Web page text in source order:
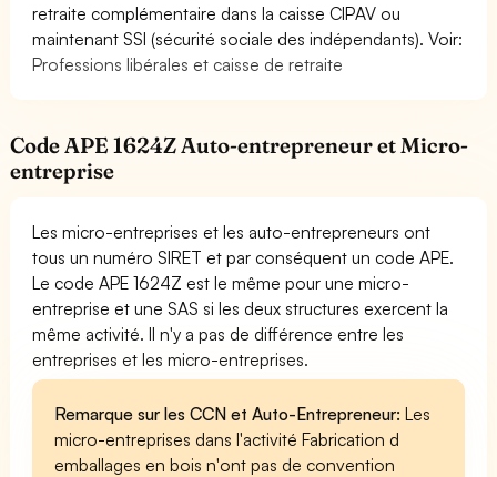
retraite complémentaire dans la caisse CIPAV ou
maintenant SSI (sécurité sociale des indépendants). Voir:
Professions libérales et caisse de retraite
Code APE 1624Z Auto-entrepreneur et Micro-
entreprise
Les micro-entreprises et les auto-entrepreneurs ont
tous un numéro SIRET et par conséquent un code APE.
Le code APE 1624Z est le même pour une micro-
entreprise et une SAS si les deux structures exercent la
même activité. Il n'y a pas de différence entre les
entreprises et les micro-entreprises.
Remarque sur les CCN et Auto-Entrepreneur: Les
micro-entreprises dans l'activité Fabrication d
emballages en bois n'ont pas de convention